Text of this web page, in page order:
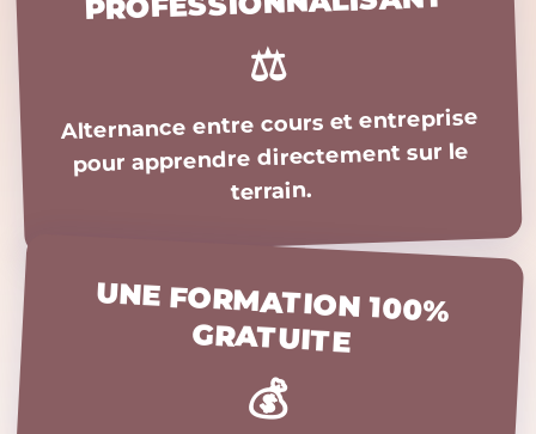
Formation Améliorer
de sa TPE grâce à l'IA
Formation
dans le négoce de
Transition écologique
optimisation de la
déchets en
paysage, agricole ou
Transition écologique
entreprise automobile
⚖️
Alternance entre cours et entreprise
pour apprendre directement sur le
terrain.
UNE FORMATION 100%
GRATUITE
💰